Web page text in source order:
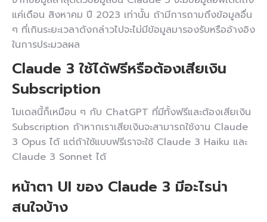
แค่เดือน สิงหาคม ปี 2023 เท่านั้น ถ้ามีการถามถึงข้อมูลอื่น
ๆ ที่เกินระยะเวลาดังกล่าวไปจะไม่มีข้อมูลมารองรับหรืออ้างอิง
ในการประมวลผล
Claude 3 ใช้ได้ฟรีหรือต้องเสียเงิน
Subscription
โมเดลนี้ก็เหมือน ๆ กับ ChatGPT ที่มีทั้งฟรีและต้องเสียเงิน
Subscription ถ้าหากเราเสียเงินจะสามารถใช้งาน Claude
3 Opus ได้ แต่ถ้าใช้แบบฟรีเราจะใช้ Claude 3 Haiku และ
Claude 3 Sonnet ได้
หน้าตา UI ของ Claude 3 มีอะไรน่า
สนใจบ้าง